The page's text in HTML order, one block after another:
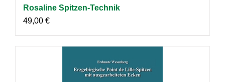
Rosaline Spitzen-Technik
49,00 €